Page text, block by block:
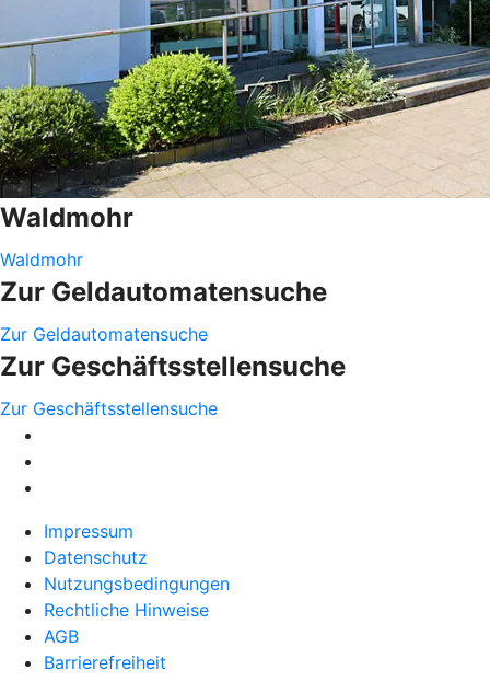
Waldmohr
Waldmohr
Zur Geldautomatensuche
Zur Geldautomatensuche
Zur Geschäftsstellensuche
Zur Geschäftsstellensuche
Impressum
Datenschutz
Nutzungsbedingungen
Rechtliche Hinweise
AGB
Barrierefreiheit